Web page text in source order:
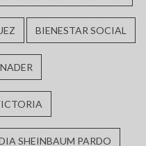
BIENESTAR SOCIAL
SHEINBAUM PARDO